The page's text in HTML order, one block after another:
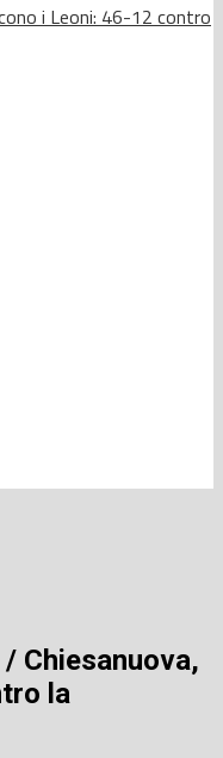
i Leoni: 46-12 contro
Chiesanuova,
la